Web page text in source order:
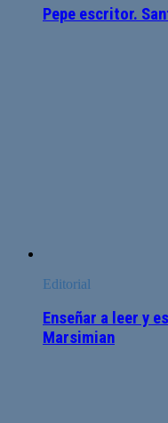
Pepe escritor.
Editorial
Enseñar a leer y
Marsimian